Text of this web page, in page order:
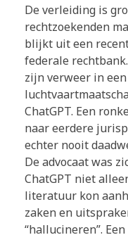
De verleiding is
rechtzoekenden
blijkt uit een
federale
zijn verweer in
ChatGPT. Een
naar eerdere
echter nooit
De advocaat was
ChatGPT niet
literatuur kon
zaken en
“hallucineren”.